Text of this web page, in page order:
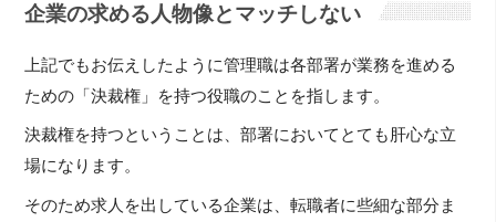
企業の求める人物像とマッチしない
上記でもお伝えしたように管理職は各部署が業務を進める
ための「決裁権」を持つ役職のことを指します。
決裁権を持つということは、部署においてとても肝心な立
場になります。
そのため求人を出している企業は、転職者に些細な部分ま